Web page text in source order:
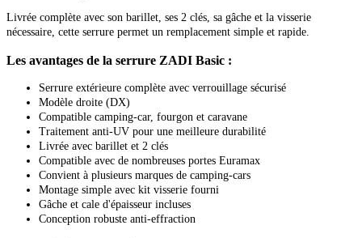
Livrée complète avec son barillet, ses 2 clés, sa gâche et la visserie
nécessaire, cette serrure permet un remplacement simple et rapide.
Les avantages de la serrure ZADI Basic :
Serrure extérieure complète avec verrouillage sécurisé
Modèle droite (DX)
Compatible camping-car, fourgon et caravane
Traitement anti-UV pour une meilleure durabilité
Livrée avec barillet et 2 clés
Compatible avec de nombreuses portes Euramax
Convient à plusieurs marques de camping-cars
Montage simple avec kit visserie fourni
Gâche et cale d'épaisseur incluses
Conception robuste anti-effraction